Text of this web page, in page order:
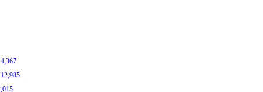
4,367
12,985